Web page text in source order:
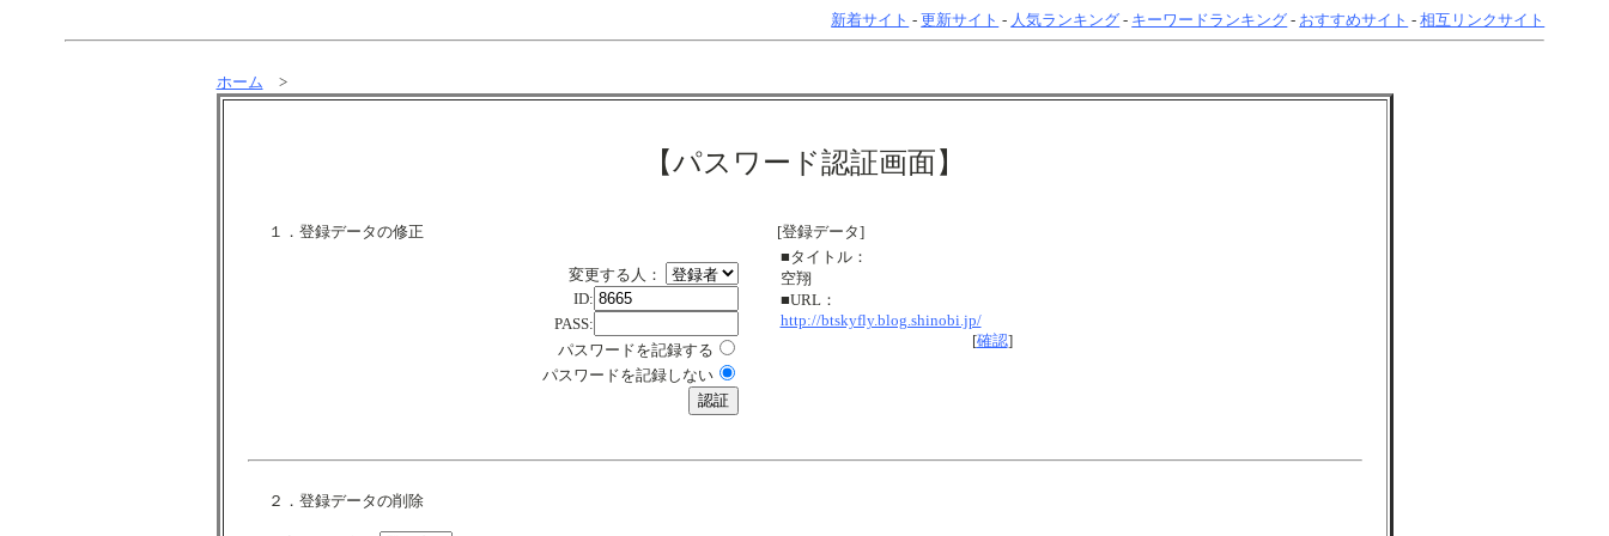
新着サイト -更新サイト - 人気ランキング - キーワードランキング - おすすめサイト -相互リンクサイト
ホーム >
【パスワード認証画面】
１．登録データの修正
変更する人：
ID:
PASS:
パスワードを記録する
パスワードを記録しない
[登録データ]
■タイトル：
空翔
■URL：
http://btskyfly.blog.shinobi.jp/
[確認]
２．登録データの削除